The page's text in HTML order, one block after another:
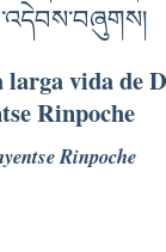
vida de
Rinpoche
Rinpoche